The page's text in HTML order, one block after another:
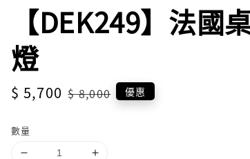
【DEK249】法國
燈
Sale
$ 5,700 Regular
$ 8,000 優惠
數量